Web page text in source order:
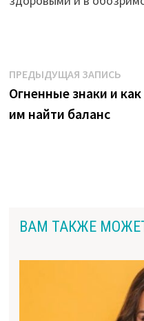
Навигация
по
ПРЕДЫДУЩАЯ ЗАПИСЬ
Огненные знаки и как
им найти баланс
ВАМ ТАКЖЕ